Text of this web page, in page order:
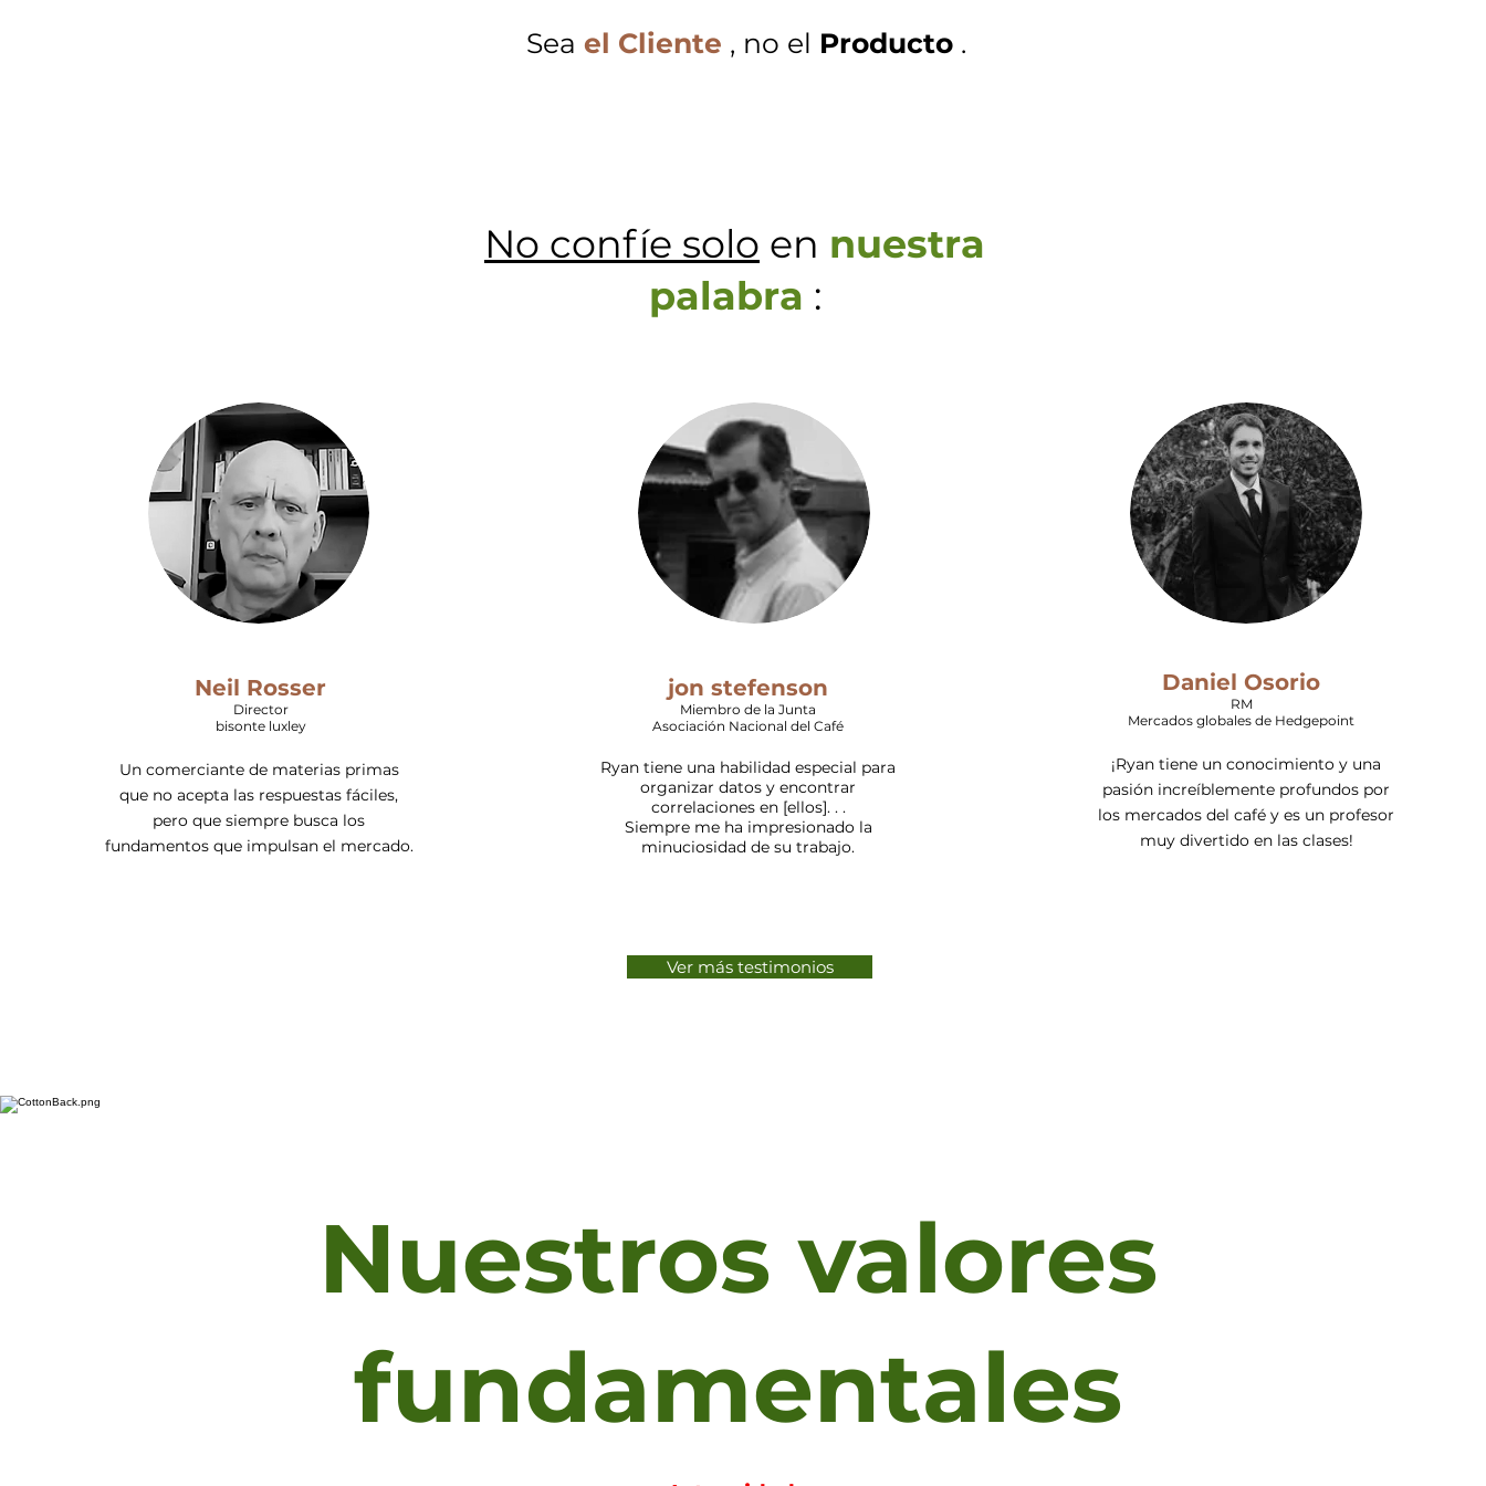
Sea el Cliente , no el Producto .
No confíe solo en nuestra
palabra :
Neil Rosser
Director
bisonte luxley
Un comerciante de materias primas
que no acepta las respuestas fáciles,
pero que siempre busca los
fundamentos que impulsan el mercado.
jon stefenson
Miembro de la Junta
Asociación Nacional del Café
Ryan tiene una habilidad especial para
organizar datos y encontrar
correlaciones en [ellos]. . .
Siempre me ha impresionado la
minuciosidad de su trabajo.
Ver más testimonios
Daniel Osorio
RM
Mercados globales de Hedgepoint
¡Ryan tiene un conocimiento y una
pasión increíblemente profundos por
los mercados del café y es un profesor
muy divertido en las clases!
Nuestros valores
fundamentales